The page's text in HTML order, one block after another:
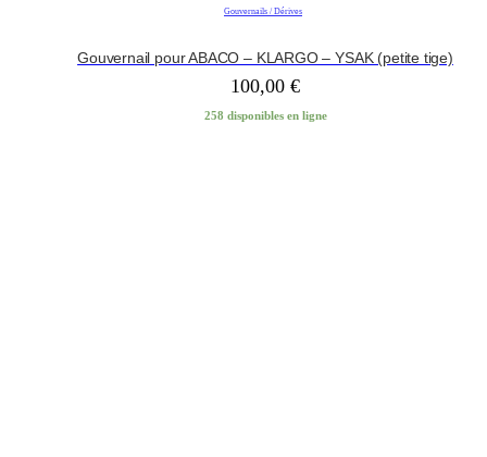
Gouvernails / Dérives
Gouvernail pour ABACO – KLARGO – YSAK (petite tige)
100,00 €
258 disponibles en ligne